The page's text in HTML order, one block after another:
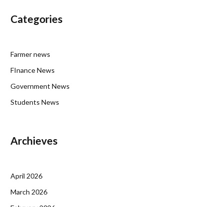
Categories
Farmer news
FInance News
Government News
Students News
Archieves
April 2026
March 2026